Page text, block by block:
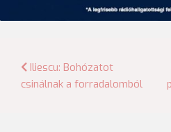
Bejegyzés
Iliescu: Bohózatot
csinálnak a forradalomból